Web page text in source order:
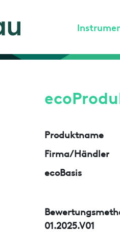
Produktname
Firma/Händler
ecoBasis
01.2025.V01